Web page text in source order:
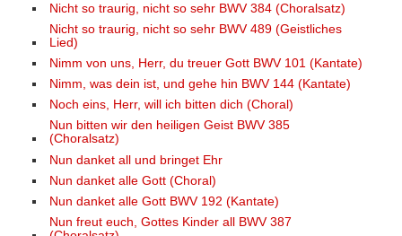
Nicht so traurig, nicht so sehr BWV 384 (Choralsatz)
Nicht so traurig, nicht so sehr BWV 489 (Geistliches
Lied)
Nimm von uns, Herr, du treuer Gott BWV 101 (Kantate)
Nimm, was dein ist, und gehe hin BWV 144 (Kantate)
Noch eins, Herr, will ich bitten dich (Choral)
Nun bitten wir den heiligen Geist BWV 385
(Choralsatz)
Nun danket all und bringet Ehr
Nun danket alle Gott (Choral)
Nun danket alle Gott BWV 192 (Kantate)
Nun freut euch, Gottes Kinder all BWV 387